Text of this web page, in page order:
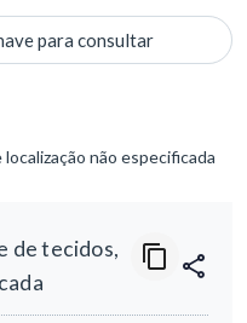
para consultar
não especificada
de tecidos,